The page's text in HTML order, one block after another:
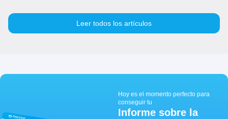
Leer todos los artículos
Hoy es el momento perfecto para
conseguir tu
Informe sobre la